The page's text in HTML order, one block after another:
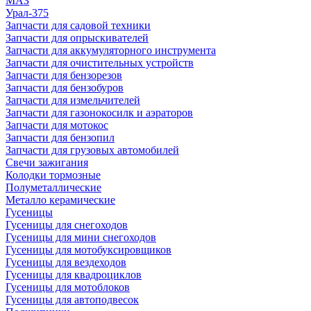
Урал-375
Запчасти для садовой техники
Запчасти для опрыскивателей
Запчасти для аккумуляторного инструмента
Запчасти для очистительных устройств
Запчасти для бензорезов
Запчасти для бензобуров
Запчасти для измельчителей
Запчасти для газонокосилк и аэраторов
Запчасти для мотокос
Запчасти для бензопил
Запчасти для грузовых автомобилей
Свечи зажигания
Колодки тормозные
Полуметаллические
Металло керамические
Гусеницы
Гусеницы для снегоходов
Гусеницы для мини снегоходов
Гусеницы для мотобуксировщиков
Гусеницы для вездеходов
Гусеницы для квадроциклов
Гусеницы для мотоблоков
Гусеницы для автоподвесок